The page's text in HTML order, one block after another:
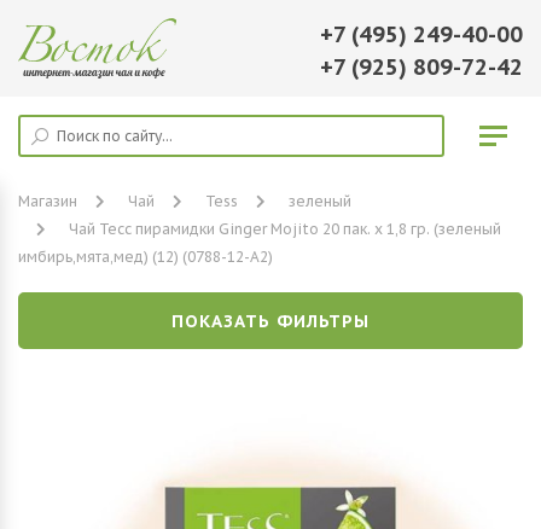
+7 (495) 249-40-00
+7 (925) 809-72-42
Магазин Чай Tess
зеленый
Чай Тесс пирамидки Ginger Mojito 20 пак. х 1,8 гр. (зеленый
имбирь,мята,мед) (12) (0788-12-А2)
ПОКАЗАТЬ ФИЛЬТРЫ